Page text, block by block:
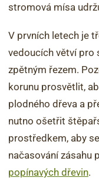
stromová mísa
V prvních letech je
vedoucích větví pro
zpětným řezem.
korunu prosvětlit,
plodného dřeva a
nutno ošetřit
prostředkem, aby
načasování zásahu
popínavých dřevin.